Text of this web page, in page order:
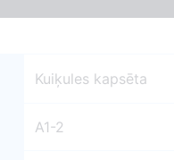
Kuiķules kapsēta
A1-2